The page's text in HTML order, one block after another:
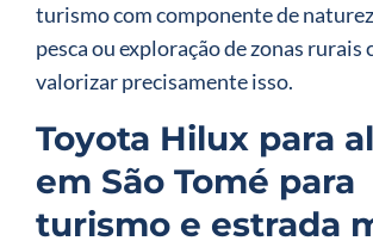
turismo com componente de
pesca ou exploração de zonas rurais
valorizar precisamente isso.
Toyota Hilux para
em São Tomé para
turismo e estrada